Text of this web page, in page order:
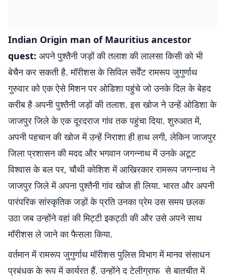
Indian Origin man of Mauritius ancestor
quest: अपने पुश्तैनी जड़ों की तलाश की लालसा किसी को भी
बेचैन कर सकती है. मॉरीशस के सिविल सर्वेंट रामरूप जुगुर्णाथ
गुरुवार को एक ऐसे मिशन पर ओडिशा पहुंचे जो उनके दिल के बेहद
करीब है अपनी पुश्तैनी जड़ों की तलाश. इस खोज ने उन्हें ओडिशा के
जाजपुर जिले के एक दूरदराज गांव तक पहुंचा दिया. शुरुआत में,
अपनी पहचान की खोज में उन्हें निराशा ही हाथ लगी, लेकिन जाजपुर
जिला प्रशासन की मदद और भगवान जगन्नाथ में उनके अटूट
विश्वास के बल पर, चौथी कोशिश में आखिरकार रामरूप जगन्नाथ ने
जाजपुर जिले में अपना पुश्तैनी गांव खोज ही लिया. भारत और अपनी
पारंपरिक सांस्कृतिक जड़ों के प्रति उनका प्रेम उस समय छलक
उठा जब उन्होंने वहां की मिट्टी इकट्ठी की और उसे अपने साथ
मॉरीशस ले जाने का फैसला किया.
वर्तमान में रामरूप जुगुर्णाथ मॉरीशस पुलिस विभाग में मानव संसाधन
प्रबंधक के रूप में कार्यरत हैं. उन्होंने द टेलीग्राफ से बातचीत में